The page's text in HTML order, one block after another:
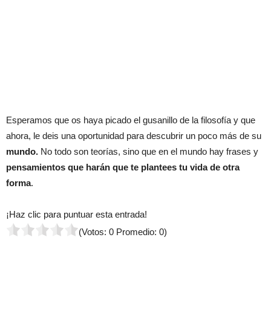
Esperamos que os haya picado el gusanillo de la filosofía y que
ahora, le deis una oportunidad para descubrir un poco más de su
mundo. No todo son teorías, sino que en el mundo hay frases y
pensamientos que harán que te plantees tu vida de otra
forma.
¡Haz clic para puntuar esta entrada!
(Votos: 0 Promedio: 0)